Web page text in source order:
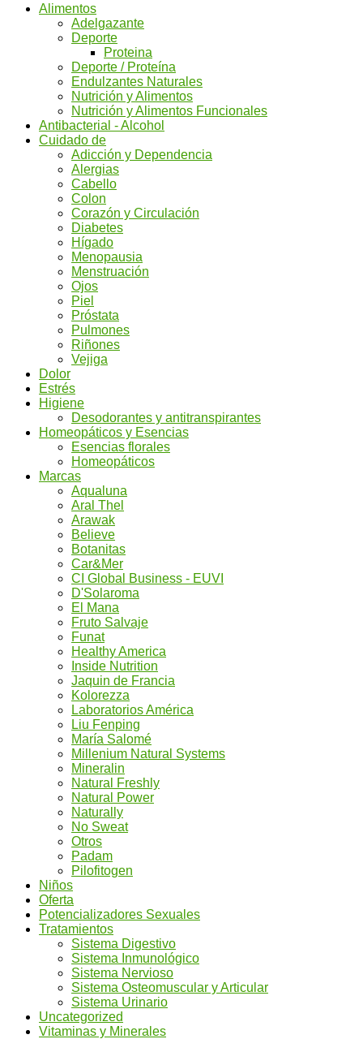
Alimentos
Adelgazante
Deporte
Proteina
Deporte / Proteína
Endulzantes Naturales
Nutrición y Alimentos
Nutrición y Alimentos Funcionales
Antibacterial - Alcohol
Cuidado de
Adicción y Dependencia
Alergias
Cabello
Colon
Corazón y Circulación
Diabetes
Hígado
Menopausia
Menstruación
Ojos
Piel
Próstata
Pulmones
Riñones
Vejiga
Dolor
Estrés
Higiene
Desodorantes y antitranspirantes
Homeopáticos y Esencias
Esencias florales
Homeopáticos
Marcas
Aqualuna
Aral Thel
Arawak
Believe
Botanitas
Car&Mer
CI Global Business - EUVI
D'Solaroma
El Mana
Fruto Salvaje
Funat
Healthy America
Inside Nutrition
Jaquin de Francia
Kolorezza
Laboratorios América
Liu Fenping
María Salomé
Millenium Natural Systems
Mineralin
Natural Freshly
Natural Power
Naturally
No Sweat
Otros
Padam
Pilofitogen
Niños
Oferta
Potencializadores Sexuales
Tratamientos
Sistema Digestivo
Sistema Inmunológico
Sistema Nervioso
Sistema Osteomuscular y Articular
Sistema Urinario
Uncategorized
Vitaminas y Minerales